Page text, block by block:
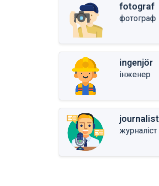
fotograf
фотограф
ingenjör
інженер
journalist
журналіст